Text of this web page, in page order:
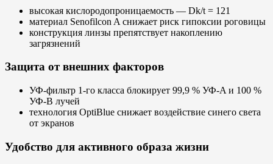
высокая кислородопроницаемость — Dk/t = 121
материал Senofilcon A снижает риск гипоксии роговицы
конструкция линзы препятствует накоплению
загрязнений
Защита от внешних факторов
УФ-фильтр 1-го класса блокирует 99,9 % УФ-A и 100 %
УФ-B лучей
технология OptiBlue снижает воздействие синего света
от экранов
Удобство для активного образа жизни